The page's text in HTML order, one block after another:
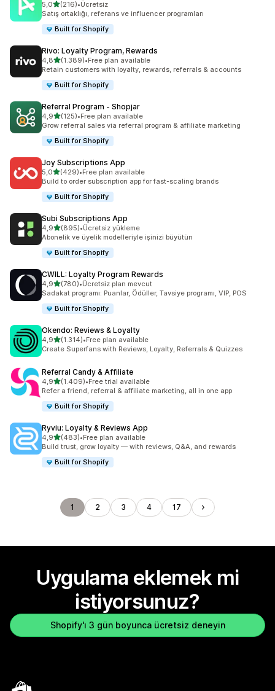
5,05 yıldız üzerinden
(216)
toplam 216 değerlendirme
•Ücretsiz
Satış ortaklığı, referans ve influencer programları
Built for Shopify
Rivo: Loyalty Program, Rewards
4,85 yıldız üzerinden
(1.389)
toplam 1389 değerlendirme
•Free plan available
Retain customers with loyalty, rewards, referrals & accounts
Built for Shopify
Referral Program ‑ Shopjar
4,95 yıldız üzerinden
(125)
toplam 125 değerlendirme
•Free plan available
Grow referral sales via referral program & affiliate marketing
Built for Shopify
Joy Subscriptions App
5,05 yıldız üzerinden
(429)
toplam 429 değerlendirme
•Free plan available
Build to order subscription app for fast-scaling brands
Built for Shopify
Subi Subscriptions App
4,95 yıldız üzerinden
(895)
toplam 895 değerlendirme
•Ücretsiz yükleme
Abonelik ve üyelik modelleriyle işinizi büyütün
Built for Shopify
CWILL: Loyalty Program Rewards
4,95 yıldız üzerinden
(780)
toplam 780 değerlendirme
•Ücretsiz plan mevcut
Sadakat programı: Puanlar, Ödüller, Tavsiye programı, VIP, POS
Built for Shopify
Okendo: Reviews & Loyalty
4,95 yıldız üzerinden
(1.314)
toplam 1314 değerlendirme
•Free plan available
Create Superfans with Reviews, Loyalty, Referrals & Quizzes
Referral Candy & Affiliate
4,95 yıldız üzerinden
(1.409)
toplam 1409 değerlendirme
•Free trial available
Refer a friend, referral & affiliate marketing, all in one app
Built for Shopify
Ryviu: Loyalty & Reviews App
4,95 yıldız üzerinden
(483)
toplam 483 değerlendirme
•Free plan available
Build trust, grow loyalty — with reviews, Q&A, and rewards
Built for Shopify
1 2 3 4 17
Uygulama eklemek mi
istiyorsunuz?
Shopify'ı 3 gün boyunca ücretsiz deneyin